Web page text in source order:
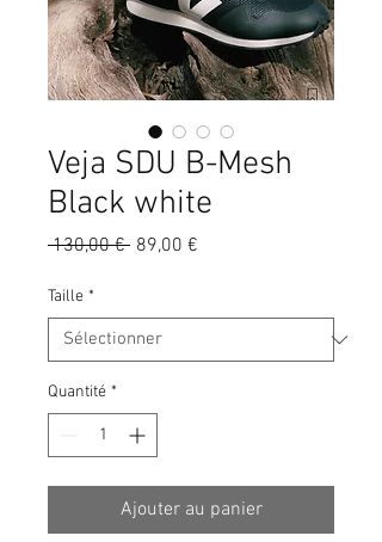
Veja SDU B-Mesh
Black white
130,00 € Prix
89,00 €
Taille *
Quantité *
Ajouter au panier